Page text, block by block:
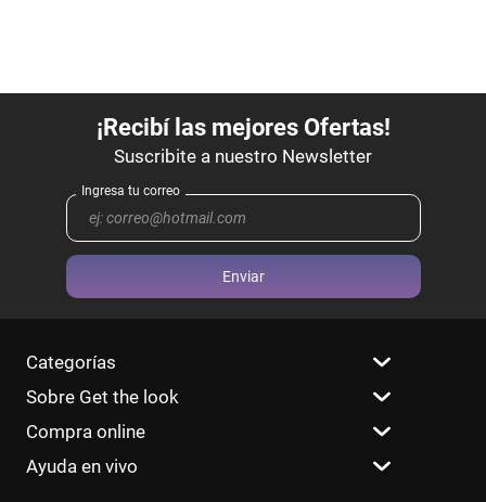
Enviar
Categorías
Sobre Get the look
Compra online
Ayuda en vivo